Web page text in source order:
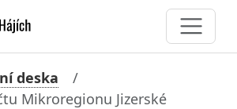
deska
Mikroregionu Jizerské